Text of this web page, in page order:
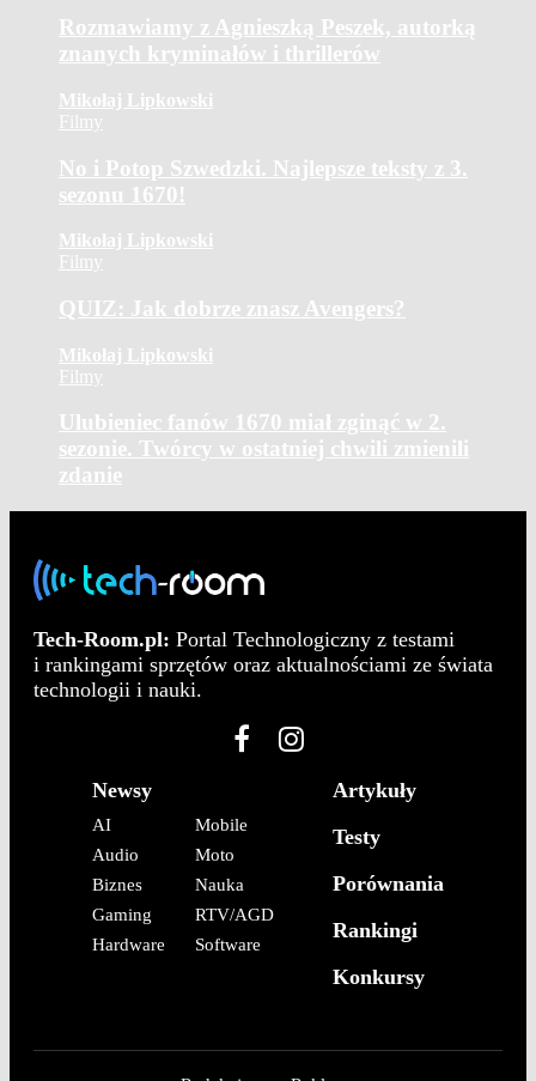
Rozmawiamy z Agnieszką Peszek, autorką
znanych kryminałów i thrillerów
Mikołaj Lipkowski
Filmy
No i Potop Szwedzki. Najlepsze teksty z 3.
sezonu 1670!
Mikołaj Lipkowski
Filmy
QUIZ: Jak dobrze znasz Avengers?
Mikołaj Lipkowski
Filmy
Ulubieniec fanów 1670 miał zginąć w 2.
sezonie. Twórcy w ostatniej chwili zmienili
zdanie
Tech-Room.pl: Portal Technologiczny z testami
i rankingami sprzętów oraz aktualnościami ze świata
technologii i nauki.
Newsy
AI
Audio
Biznes
Gaming
Hardware
Mobile
Moto
Nauka
RTV/AGD
Software
Artykuły
Testy
Porównania
Rankingi
Konkursy